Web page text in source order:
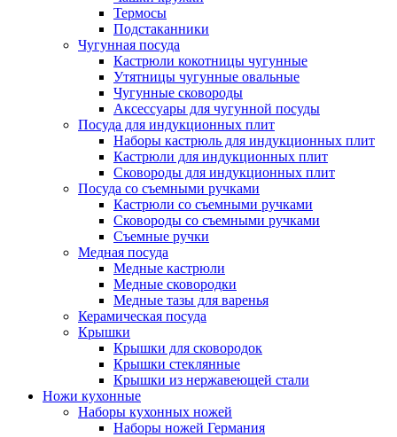
Термосы
Подстаканники
Чугунная посуда
Кастрюли кокотницы чугунные
Утятницы чугунные овальные
Чугунные сковороды
Аксессуары для чугунной посуды
Посуда для индукционных плит
Наборы кастрюль для индукционных плит
Кастрюли для индукционных плит
Сковороды для индукционных плит
Посуда со съемными ручками
Кастрюли со съемными ручками
Сковороды со съемными ручками
Съемные ручки
Медная посуда
Медные кастрюли
Медные сковородки
Медные тазы для варенья
Керамическая посуда
Крышки
Крышки для сковородок
Крышки стеклянные
Крышки из нержавеющей стали
Ножи кухонные
Наборы кухонных ножей
Наборы ножей Германия